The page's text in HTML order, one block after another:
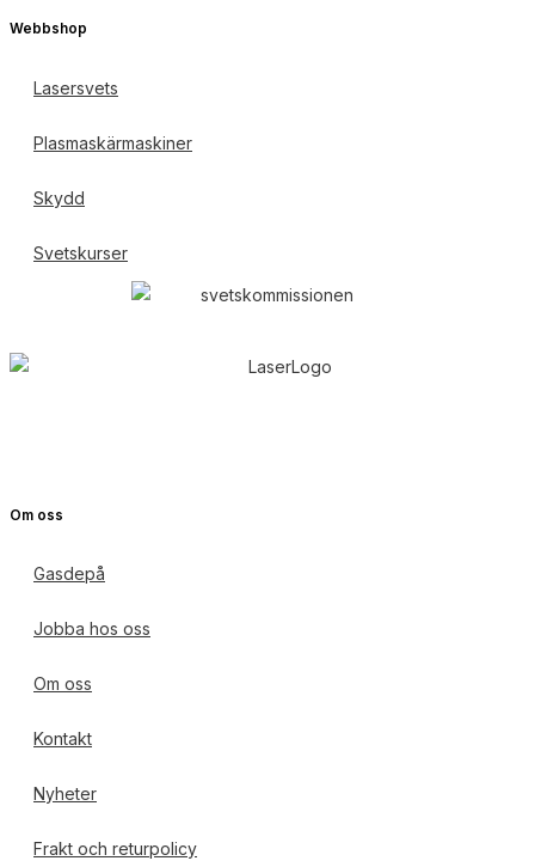
Webbshop
Lasersvets
Plasmaskärmaskiner
Skydd
Svetskurser
Om oss
Gasdepå
Jobba hos oss
Om oss
Kontakt
Nyheter
Frakt och returpolicy